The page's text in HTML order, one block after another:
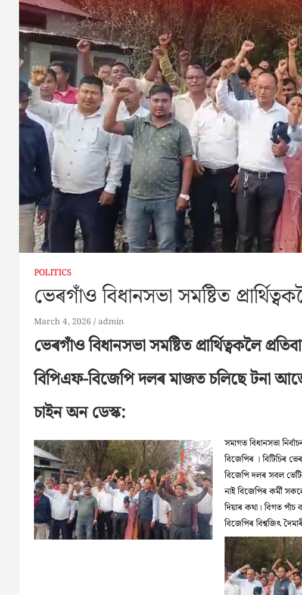
POLITICS
ভেৰগাঁও বিধানসভা সমষ্টিত
March 4, 2026 admin
ভেৰগাঁও বিধানসভা সমষ্টিত প্ৰাৰ্থিত্বকলৈ
বিপিএফ-বিজেপি দলৰ মাজত চলিছে টনা
চাইন অন ডেস্ক:
সমাগত বিধানসভা
বিজেপিৰ । বিটিচিৰ
বিজেপি দলৰ সবল
নাই বিজেপিৰ কৰ্মী
দিয়াৰ কথা। বিগত পাঁচ
বিজেপিৰ বিশ্বজিৎ